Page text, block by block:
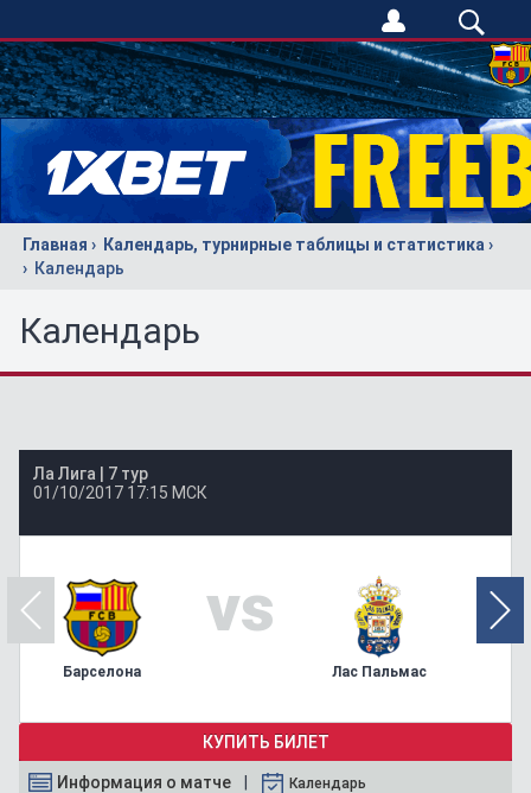
Главная
Календарь, турнирные таблицы и статистика
Календарь
Календарь
Ла Лига | 7 тур
01/10/2017 17:15 МСК
Барселона
vs
Лас Пальмас
КУПИТЬ БИЛЕТ
Информация о матче Календарь